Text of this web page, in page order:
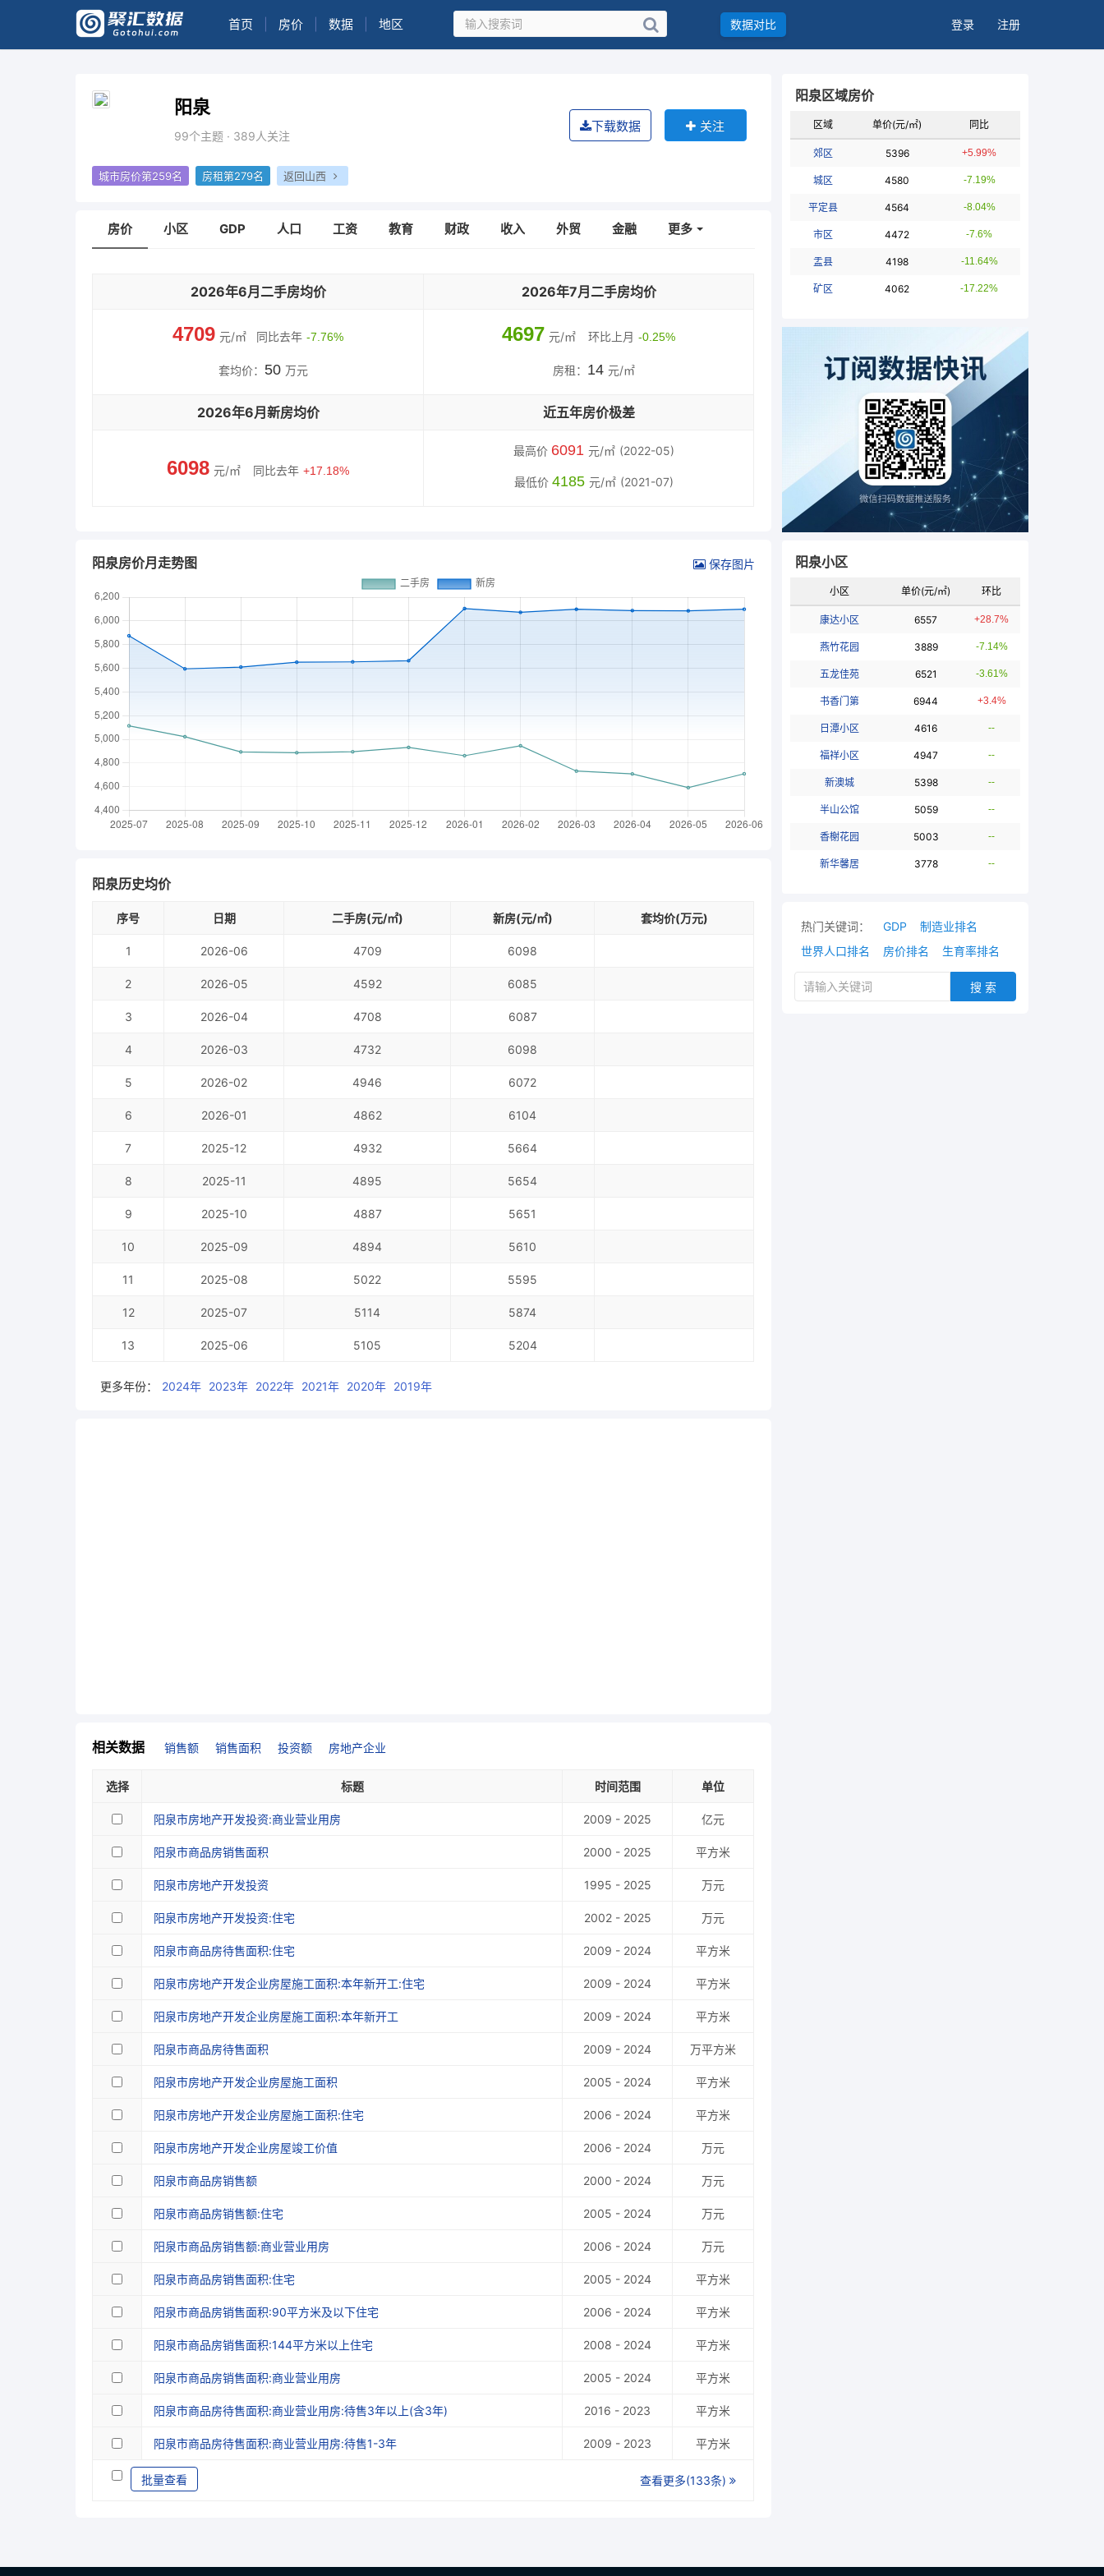
首页 房价 数据 地区 数据对比 登录 注册
关注
下载数据
阳泉
99个主题 · 389人关注
城市房价第259名 房租第279名 返回山西
房价 小区 GDP 人口 工资 教育 财政 收入 外贸 金融 更多
2026年6月二手房均价 2026年7月二手房均价
4709 元/㎡ 同比去年 -7.76%
套均价： 50 万元
4697 元/㎡ 环比上月 -0.25%
房租： 14 元/㎡
2026年6月新房均价 近五年房价极差
6098 元/㎡ 同比去年 +17.18%
最高价 6091 元/㎡ (2022-05)
最低价 4185 元/㎡ (2021-07)
阳泉房价月走势图 保存图片
阳泉历史均价
序号 日期 二手房(元/㎡) 新房(元/㎡) 套均价(万元)
1 2026-06 4709 6098
2 2026-05 4592 6085
3 2026-04 4708 6087
4 2026-03 4732 6098
5 2026-02 4946 6072
6 2026-01 4862 6104
7 2025-12 4932 5664
8 2025-11 4895 5654
9 2025-10 4887 5651
10 2025-09 4894 5610
11 2025-08 5022 5595
12 2025-07 5114 5874
13 2025-06 5105 5204
更多年份： 2024年 2023年 2022年 2021年 2020年 2019年
相关数据 销售额 销售面积 投资额 房地产企业
选择 标题 时间范围 单位
阳泉市房地产开发投资:商业营业用房 2009 - 2025 亿元
阳泉市商品房销售面积 2000 - 2025 平方米
阳泉市房地产开发投资 1995 - 2025 万元
阳泉市房地产开发投资:住宅 2002 - 2025 万元
阳泉市商品房待售面积:住宅 2009 - 2024 平方米
阳泉市房地产开发企业房屋施工面积:本年新开工:住宅 2009 - 2024 平方米
阳泉市房地产开发企业房屋施工面积:本年新开工 2009 - 2024 平方米
阳泉市商品房待售面积 2009 - 2024 万平方米
阳泉市房地产开发企业房屋施工面积 2005 - 2024 平方米
阳泉市房地产开发企业房屋施工面积:住宅 2006 - 2024 平方米
阳泉市房地产开发企业房屋竣工价值 2006 - 2024 万元
阳泉市商品房销售额 2000 - 2024 万元
阳泉市商品房销售额:住宅 2005 - 2024 万元
阳泉市商品房销售额:商业营业用房 2006 - 2024 万元
阳泉市商品房销售面积:住宅 2005 - 2024 平方米
阳泉市商品房销售面积:90平方米及以下住宅 2006 - 2024 平方米
阳泉市商品房销售面积:144平方米以上住宅 2008 - 2024 平方米
阳泉市商品房销售面积:商业营业用房 2005 - 2024 平方米
阳泉市商品房待售面积:商业营业用房:待售3年以上(含3年) 2016 - 2023 平方米
阳泉市商品房待售面积:商业营业用房:待售1-3年 2009 - 2023 平方米
批量查看 查看更多(133条)
阳泉区域房价
区域 单价(元/㎡) 同比
郊区 5396 +5.99%
城区 4580 -7.19%
平定县 4564 -8.04%
市区 4472 -7.6%
盂县 4198 -11.64%
矿区 4062 -17.22%
阳泉小区
小区 单价(元/㎡) 环比
康达小区 6557 +28.7%
燕竹花园 3889 -7.14%
五龙佳苑 6521 -3.61%
书香门第 6944 +3.4%
日潭小区 4616 --
福祥小区 4947 --
新澳城 5398 --
半山公馆 5059 --
香榭花园 5003 --
新华馨居 3778 --
热门关键词： GDP
制造业排名
世界人口排名
房价排名 生育率排名
搜 索